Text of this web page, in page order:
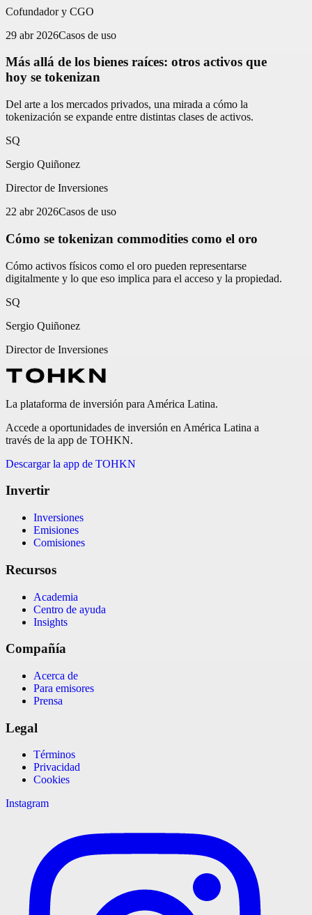
Cofundador y CGO
29 abr 2026Casos de uso
Más allá de los bienes raíces: otros activos que
hoy se tokenizan
Del arte a los mercados privados, una mirada a cómo la
tokenización se expande entre distintas clases de activos.
SQ
Sergio Quiñonez
Director de Inversiones
22 abr 2026Casos de uso
Cómo se tokenizan commodities como el oro
Cómo activos físicos como el oro pueden representarse
digitalmente y lo que eso implica para el acceso y la propiedad.
SQ
Sergio Quiñonez
Director de Inversiones
La plataforma de inversión para América Latina.
Accede a oportunidades de inversión en América Latina a
través de la app de TOHKN.
Descargar la app de TOHKN
Invertir
Inversiones
Emisiones
Comisiones
Recursos
Academia
Centro de ayuda
Insights
Compañía
Acerca de
Para emisores
Prensa
Legal
Términos
Privacidad
Cookies
Instagram